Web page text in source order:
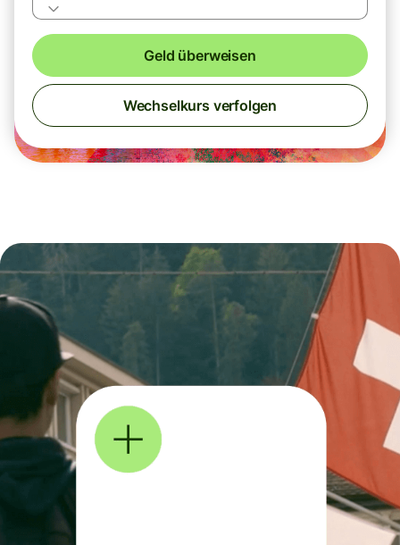
Geld überweisen
Wechselkurs verfolgen